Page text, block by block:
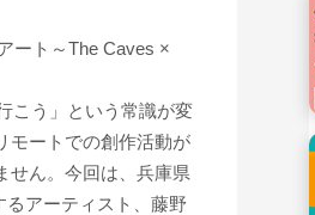
ート～The Caves ×
こう」という常識が変
モートでの創作活動が
せん。今回は、兵庫県
アーティスト、藤野